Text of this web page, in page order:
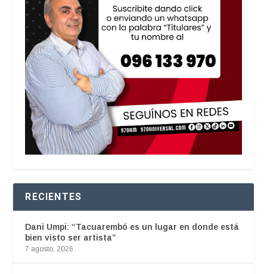
RECIENTES
Dani Umpi: “Tacuarembó es un lugar en donde está
bien visto ser artista”
7 agosto, 2026